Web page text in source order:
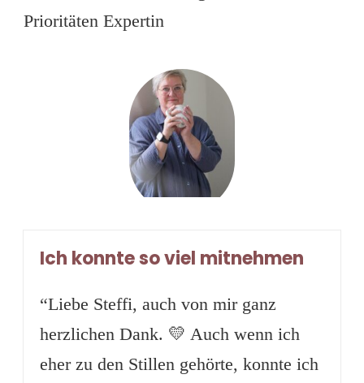
Prioritäten Expertin
Ich konnte so viel mitnehmen
“Liebe Steffi, auch von mir ganz
herzlichen Dank. 💛 Auch wenn ich
eher zu den Stillen gehörte, konnte ich